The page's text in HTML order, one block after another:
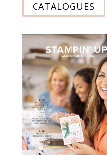
CATALOGUES